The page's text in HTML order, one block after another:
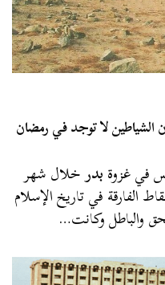
لا توجد في رمضان
في غزوةبدرخلال شهر
الفارقة في تاريخ الإسلام
والباطل وكانت…